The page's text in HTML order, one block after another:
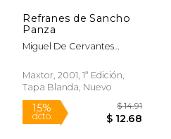
Refranes de Sancho
Panza
Miguel De Cervantes
Maxtor, 2001, 1ª Edición,
Tapa Blanda, Nuevo